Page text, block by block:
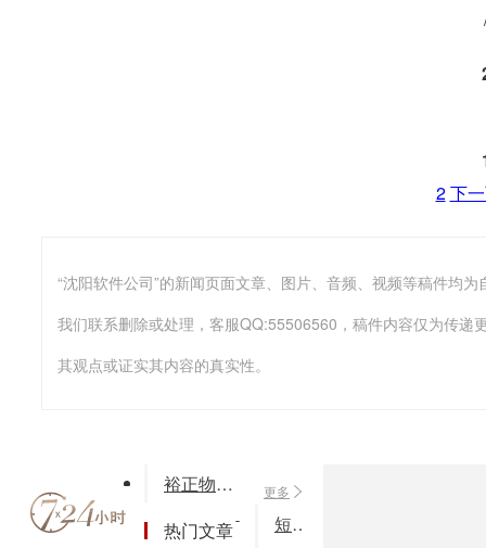
2下
我们联系删除或处理，客服QQ:55506560，稿件内容仅为传递
其观点或证实其内容的真实性。
更多
热门文章
裕正物业管理系统
短信平台哪个好用？